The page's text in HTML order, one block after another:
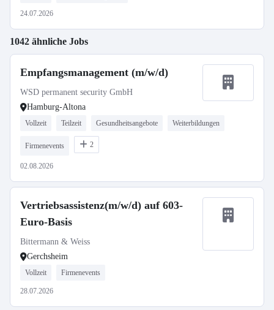
24.07.2026
1042 ähnliche Jobs
Empfangsmanagement (m/w/d)
WSD permanent security GmbH
Hamburg-Altona
Vollzeit Teilzeit Gesundheitsangebote Weiterbildungen
Firmenevents 2
02.08.2026
Vertriebsassistenz(m/w/d) auf 603-
Euro-Basis
Bittermann & Weiss
Gerchsheim
Vollzeit Firmenevents
28.07.2026